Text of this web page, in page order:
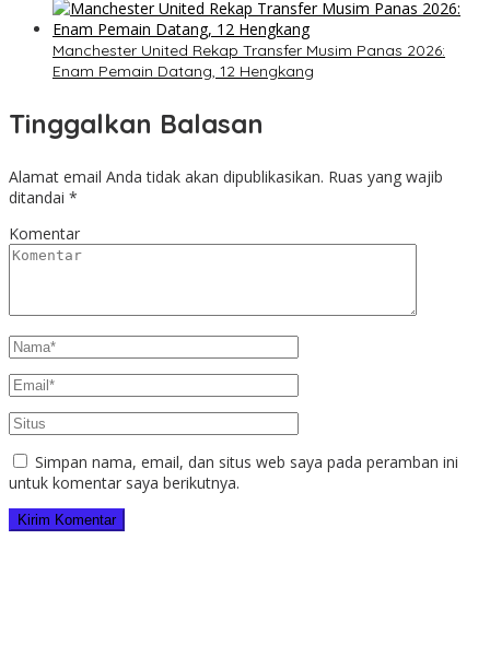
Manchester United Rekap Transfer Musim Panas 2026:
Enam Pemain Datang, 12 Hengkang
Tinggalkan Balasan
Alamat email Anda tidak akan dipublikasikan. Ruas yang wajib
ditandai *
Komentar
Simpan nama, email, dan situs web saya pada peramban ini
untuk komentar saya berikutnya.